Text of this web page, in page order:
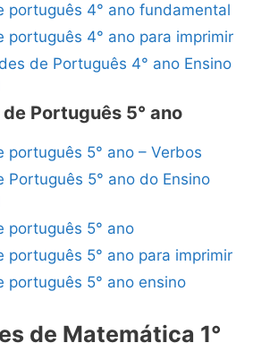
português 4° ano fundamental
português 4° ano para imprimir
de Português 4° ano Ensino
Português 5° ano
português 5° ano – Verbos
Português 5° ano do Ensino
português 5° ano
português 5° ano para imprimir
português 5° ano ensino
de Matemática 1°